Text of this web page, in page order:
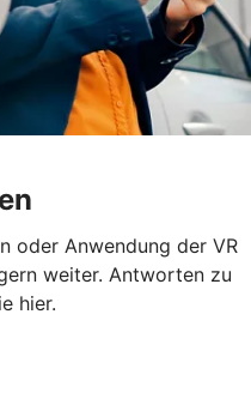
oder Anwendung der VR
weiter. Antworten zu
hier.